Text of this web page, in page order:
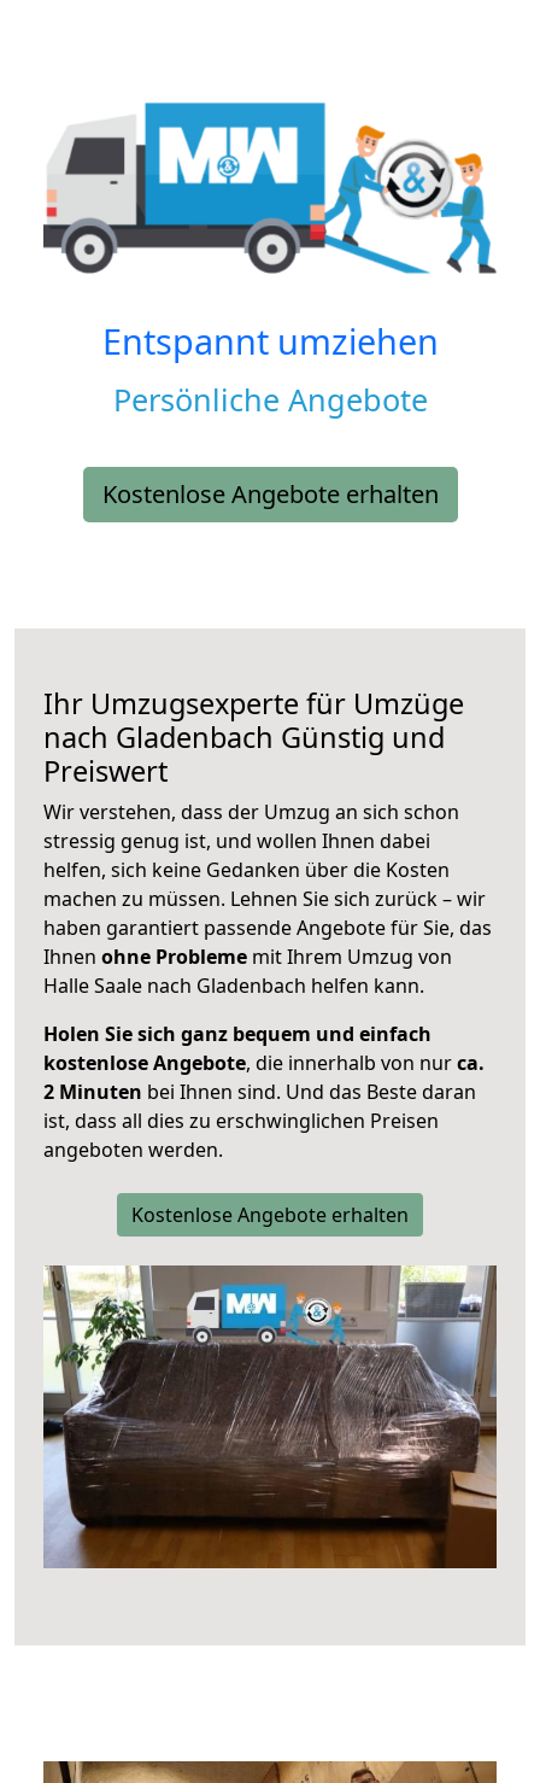
Entspannt umziehen
Persönliche Angebote
Kostenlose Angebote erhalten
Ihr Umzugsexperte für Umzüge
nach Gladenbach Günstig und
Preiswert
Wir verstehen, dass der Umzug an sich schon
stressig genug ist, und wollen Ihnen dabei
helfen, sich keine Gedanken über die Kosten
machen zu müssen. Lehnen Sie sich zurück – wir
haben garantiert passende Angebote für Sie, das
Ihnen ohne Probleme mit Ihrem Umzug von
Halle Saale nach Gladenbach helfen kann.
Holen Sie sich ganz bequem und einfach
kostenlose Angebote, die innerhalb von nurca.
2 Minuten bei Ihnen sind. Und das Beste daran
ist, dass all dies zu erschwinglichen Preisen
angeboten werden.
Kostenlose Angebote erhalten